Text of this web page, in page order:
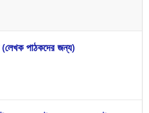
পাঠকদের জন্য)